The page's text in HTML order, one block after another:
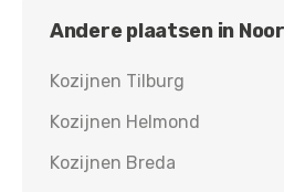
Andere plaatsen in
Kozijnen Tilburg
Kozijnen Helmond
Kozijnen Breda